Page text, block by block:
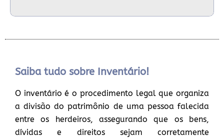
Saiba tudo sobre Inventário!
O inventário é o procedimento legal que organiza
a divisão do patrimônio de uma pessoa falecida
entre os herdeiros, assegurando que os bens,
dívidas e direitos sejam corretamente